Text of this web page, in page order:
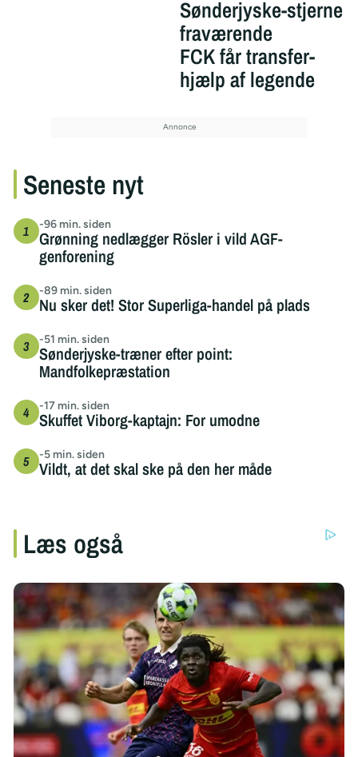
Sønderjyske-stjerne
fraværende
FCK får transfer-
hjælp af legende
Seneste nyt
-96 min. siden
Grønning nedlægger Rösler i vild AGF-
genforening
-89 min. siden
Nu sker det! Stor Superliga-handel på plads
-51 min. siden
Sønderjyske-træner efter point:
Mandfolkepræstation
-17 min. siden
Skuffet Viborg-kaptajn: For umodne
-5 min. siden
Vildt, at det skal ske på den her måde